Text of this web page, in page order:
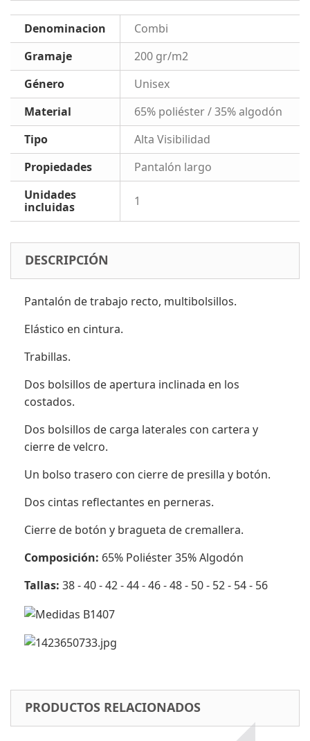
Denominacion
Combi
Gramaje
200 gr/m2
Género
Unisex
Material
65% poliéster / 35% algodón
Tipo
Alta Visibilidad
Propiedades
Pantalón largo
Unidades
incluidas
1
DESCRIPCIÓN
Pantalón de trabajo recto, multibolsillos.
Elástico en cintura.
Trabillas.
Dos bolsillos de apertura inclinada en los
costados.
Dos bolsillos de carga laterales con cartera y
cierre de velcro.
Un bolso trasero con cierre de presilla y botón.
Dos cintas reflectantes en perneras.
Cierre de botón y bragueta de cremallera.
Composición: 65% Poliéster 35% Algodón
Tallas: 38 - 40 - 42 - 44 - 46 - 48 - 50 - 52 - 54 - 56
PRODUCTOS RELACIONADOS